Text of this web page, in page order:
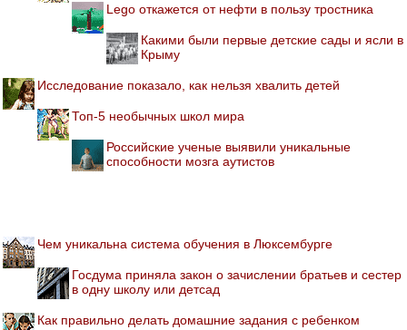
Lego откажется от нефти в пользу тростника
Какими были первые детские сады и ясли в
Крыму
Исследование показало, как нельзя хвалить детей
Топ-5 необычных школ мира
Российские ученые выявили уникальные
способности мозга аутистов
Чем уникальна система обучения в Люксембурге
Госдума приняла закон о зачислении братьев и сестер
в одну школу или детсад
Как правильно делать домашние задания с ребенком